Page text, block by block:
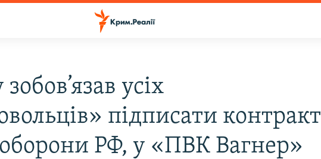
усіх
підписати контракт
РФ, у «ПВК Вагнер»